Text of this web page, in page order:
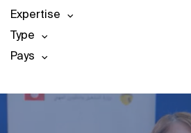
Expertise
Type
Pays